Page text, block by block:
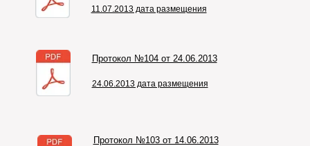
11.07.2013 дата размещения
Протокол №104 от 24.06.2013
24.06.2013 дата размещения
Протокол №103 от 14.06.2013